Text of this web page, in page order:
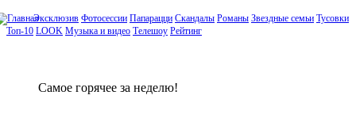
Эксклюзив Фотосессии Папарацци Скандалы Романы Звездные семьи Тусовки
Топ-10 LOOK Музыка и видео Телешоу Рейтинг
Сaмое гoрячее за неделю!